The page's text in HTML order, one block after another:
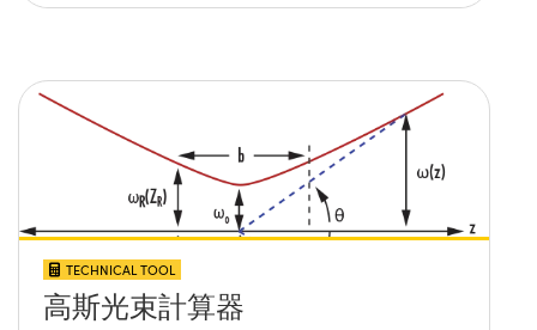
TECHNICAL TOOL
高斯光束計算器